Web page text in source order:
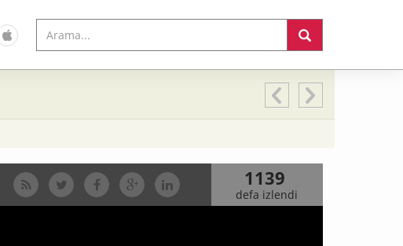
1139
defa izlendi